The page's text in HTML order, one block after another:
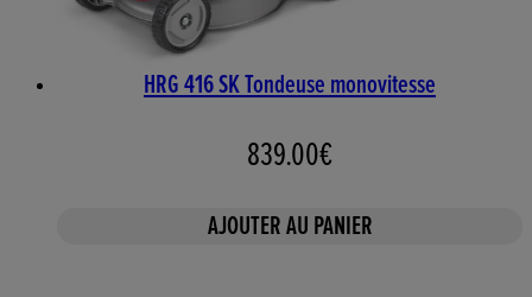
HRG 416 SK Tondeuse monovitesse
839.00€
AJOUTER AU PANIER